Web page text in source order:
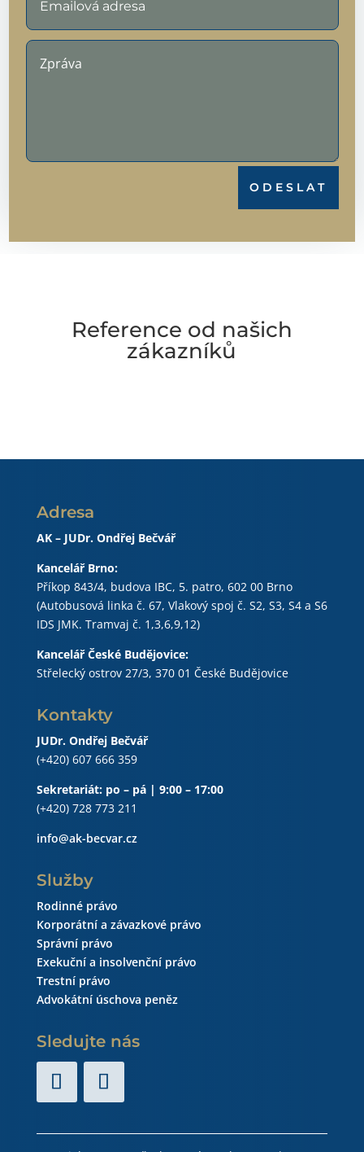
ODESLAT
Reference od našich
zákazníků
Adresa
AK – JUDr. Ondřej Bečvář
Kancelář Brno:
Příkop 843/4, budova IBC, 5. patro, 602 00 Brno
(Autobusová linka č. 67, Vlakový spoj č. S2, S3, S4 a S6
IDS JMK. Tramvaj č. 1,3,6,9,12)
Kancelář České Budějovice:
Střelecký ostrov 27/3, 370 01 České Budějovice
Kontakty
JUDr. Ondřej Bečvář
(+420) 607 666 359
Sekretariát: po – pá | 9:00 – 17:00
(+420) 728 773 211
info@ak-becvar.cz
Služby
Rodinné právo
Korporátní a závazkové právo
Správní právo
Exekuční a insolvenční právo
Trestní právo
Advokátní úschova peněz
Sledujte nás